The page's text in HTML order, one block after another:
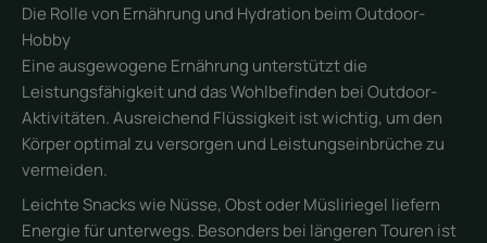
Die Rolle von Ernährung und Hydration beim Outdoor-
Hobby
Eine ausgewogene Ernährung unterstützt die
Leistungsfähigkeit und das Wohlbefinden bei Outdoor-
Aktivitäten. Ausreichend Flüssigkeit ist wichtig, um den
Körper optimal zu versorgen und Leistungseinbrüche zu
vermeiden.
Leichte Snacks wie Nüsse, Obst oder Müsliriegel liefern
Energie für unterwegs. Besonders bei längeren Touren ist